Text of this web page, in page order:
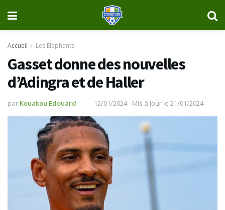
Accueil Les Elephants
Gasset donne des nouvelles
d’Adingra et de Haller
par Kouakou Edouard 12/01/2024 - Mis à jour le 21/01/2024